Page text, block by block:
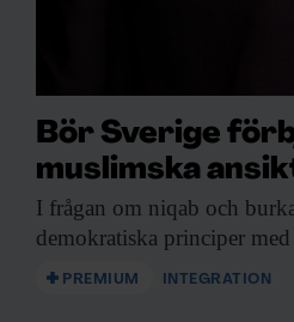
Bör Sverige
muslimska
I frågan om niqab och
demokratiska principer med
PREMIUM INTEGRATION